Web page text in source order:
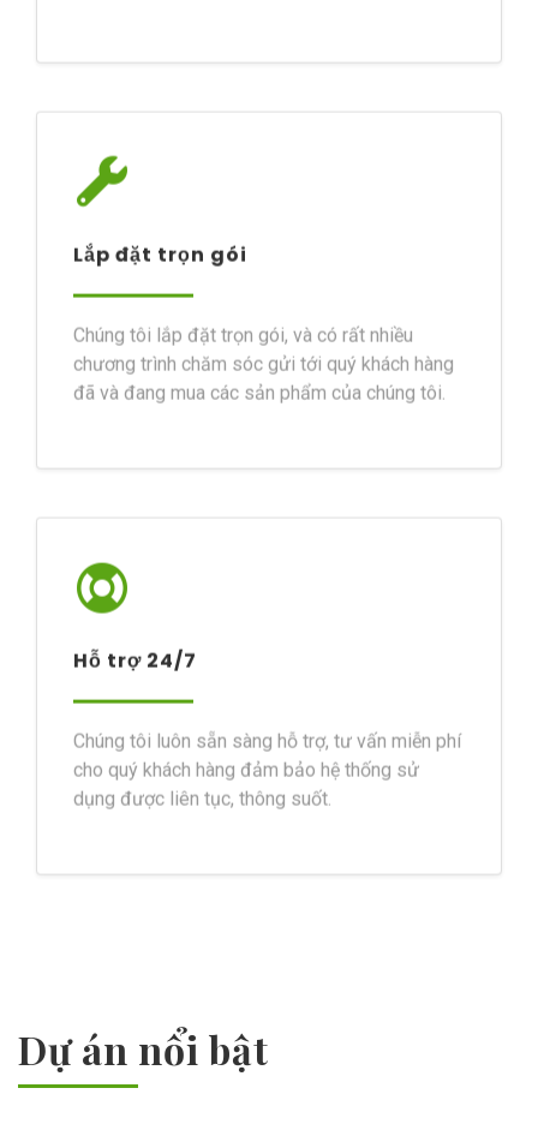
Lắp đặt trọn gói
Chúng tôi lắp đặt trọn gói, và có rất nhiều
chương trình chăm sóc gửi tới quý khách hàng
đã và đang mua các sản phẩm của chúng tôi.
Hỗ trợ 24/7
Chúng tôi luôn sẵn sàng hỗ trợ, tư vấn miễn phí
cho quý khách hàng đảm bảo hệ thống sử
dụng được liên tục, thông suốt.
Dự án nổi bật